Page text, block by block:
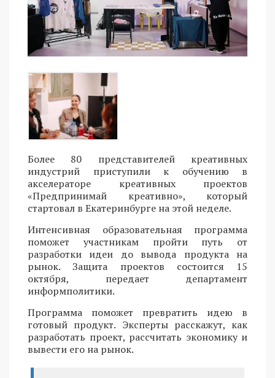
Более 80 представителей креативных
индустрий приступили к обучению в
акселераторе креативных проектов
«Предпринимай креативно», который
стартовал в Екатеринбурге на этой неделе.
Интенсивная образовательная программа
поможет участникам пройти путь от
разработки идеи до вывода продукта на
рынок. Защита проектов состоится 15
октября, передает департамент
информполитики.
Программа поможет превратить идею в
готовый продукт. Эксперты расскажут, как
разработать проект, рассчитать экономику и
вывести его на рынок.